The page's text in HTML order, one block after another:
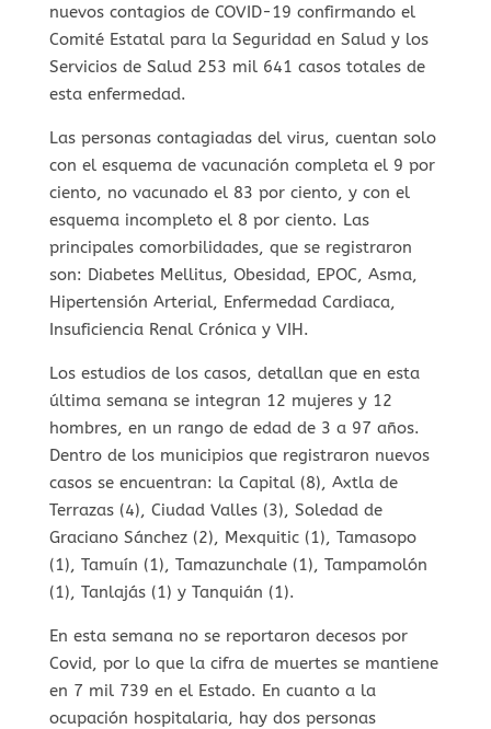
nuevos contagios de COVID-19 confirmando el
Comité Estatal para la Seguridad en Salud y los
Servicios de Salud 253 mil 641 casos totales de
esta enfermedad.
Las personas contagiadas del virus, cuentan solo
con el esquema de vacunación completa el 9 por
ciento, no vacunado el 83 por ciento, y con el
esquema incompleto el 8 por ciento. Las
principales comorbilidades, que se registraron
son: Diabetes Mellitus, Obesidad, EPOC, Asma,
Hipertensión Arterial, Enfermedad Cardiaca,
Insuficiencia Renal Crónica y VIH.
Los estudios de los casos, detallan que en esta
última semana se integran 12 mujeres y 12
hombres, en un rango de edad de 3 a 97 años.
Dentro de los municipios que registraron nuevos
casos se encuentran: la Capital (8), Axtla de
Terrazas (4), Ciudad Valles (3), Soledad de
Graciano Sánchez (2), Mexquitic (1), Tamasopo
(1), Tamuín (1), Tamazunchale (1), Tampamolón
(1), Tanlajás (1) y Tanquián (1).
En esta semana no se reportaron decesos por
Covid, por lo que la cifra de muertes se mantiene
en 7 mil 739 en el Estado. En cuanto a la
ocupación hospitalaria, hay dos personas